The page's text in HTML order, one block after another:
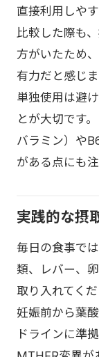
直接利用しや
比較した際も
方がいたため
有力だと感じ
単独使用は避
とが大切です
バラミン）や
がある点にも
実践的な摂
毎日の食事で
類、レバー、
取り入れてく
妊娠前から葉
ドラインに準